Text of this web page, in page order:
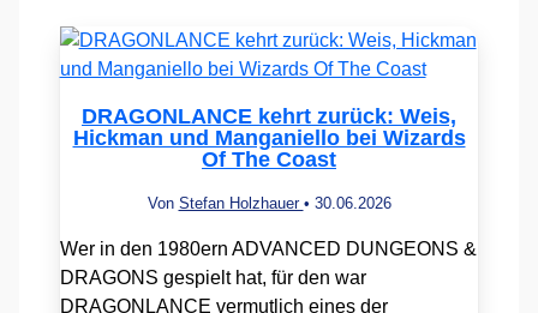
DRAGONLANCE kehrt zurück: Weis,
Hickman und Manganiello bei Wizards
Of The Coast
Von Stefan Holzhauer • 30.06.2026
Wer in den 1980ern ADVANCED DUNGEONS &
DRAGONS gespielt hat, für den war
DRAGONLANCE vermutlich eines der